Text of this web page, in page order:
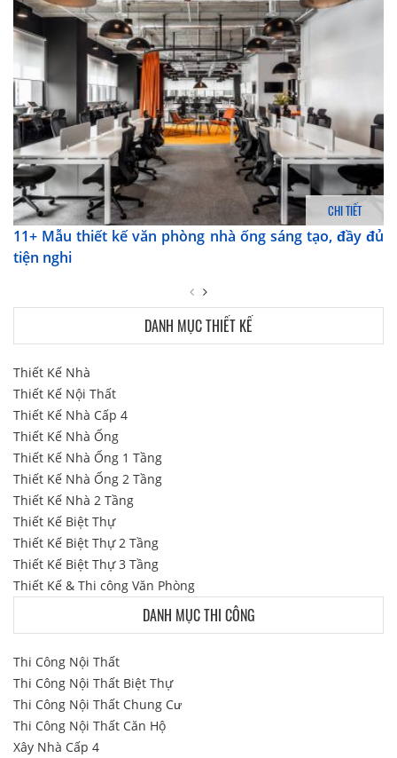
CHI TIẾT
11+ Mẫu thiết kế văn phòng nhà ống sáng tạo, đầy đủ
tiện nghi
DANH MỤC THIẾT KẾ
Thiết Kế Nhà
Thiết Kế Nội Thất
Thiết Kế Nhà Cấp 4
Thiết Kế Nhà Ống
Thiết Kế Nhà Ống 1 Tầng
Thiết Kế Nhà Ống 2 Tầng
Thiết Kế Nhà 2 Tầng
Thiết Kế Biệt Thự
Thiết Kế Biệt Thự 2 Tầng
Thiết Kế Biệt Thự 3 Tầng
Thiết Kế & Thi công Văn Phòng
DANH MỤC THI CÔNG
Thi Công Nội Thất
Thi Công Nội Thất Biệt Thự
Thi Công Nội Thất Chung Cư
Thi Công Nội Thất Căn Hộ
Xây Nhà Cấp 4